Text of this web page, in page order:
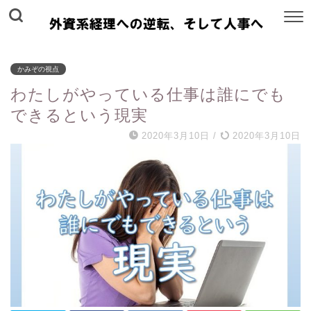
かみぞの視点
わたしがやっている仕事は誰にでも
できるという現実
2020年3月10日 / 2020年3月10日